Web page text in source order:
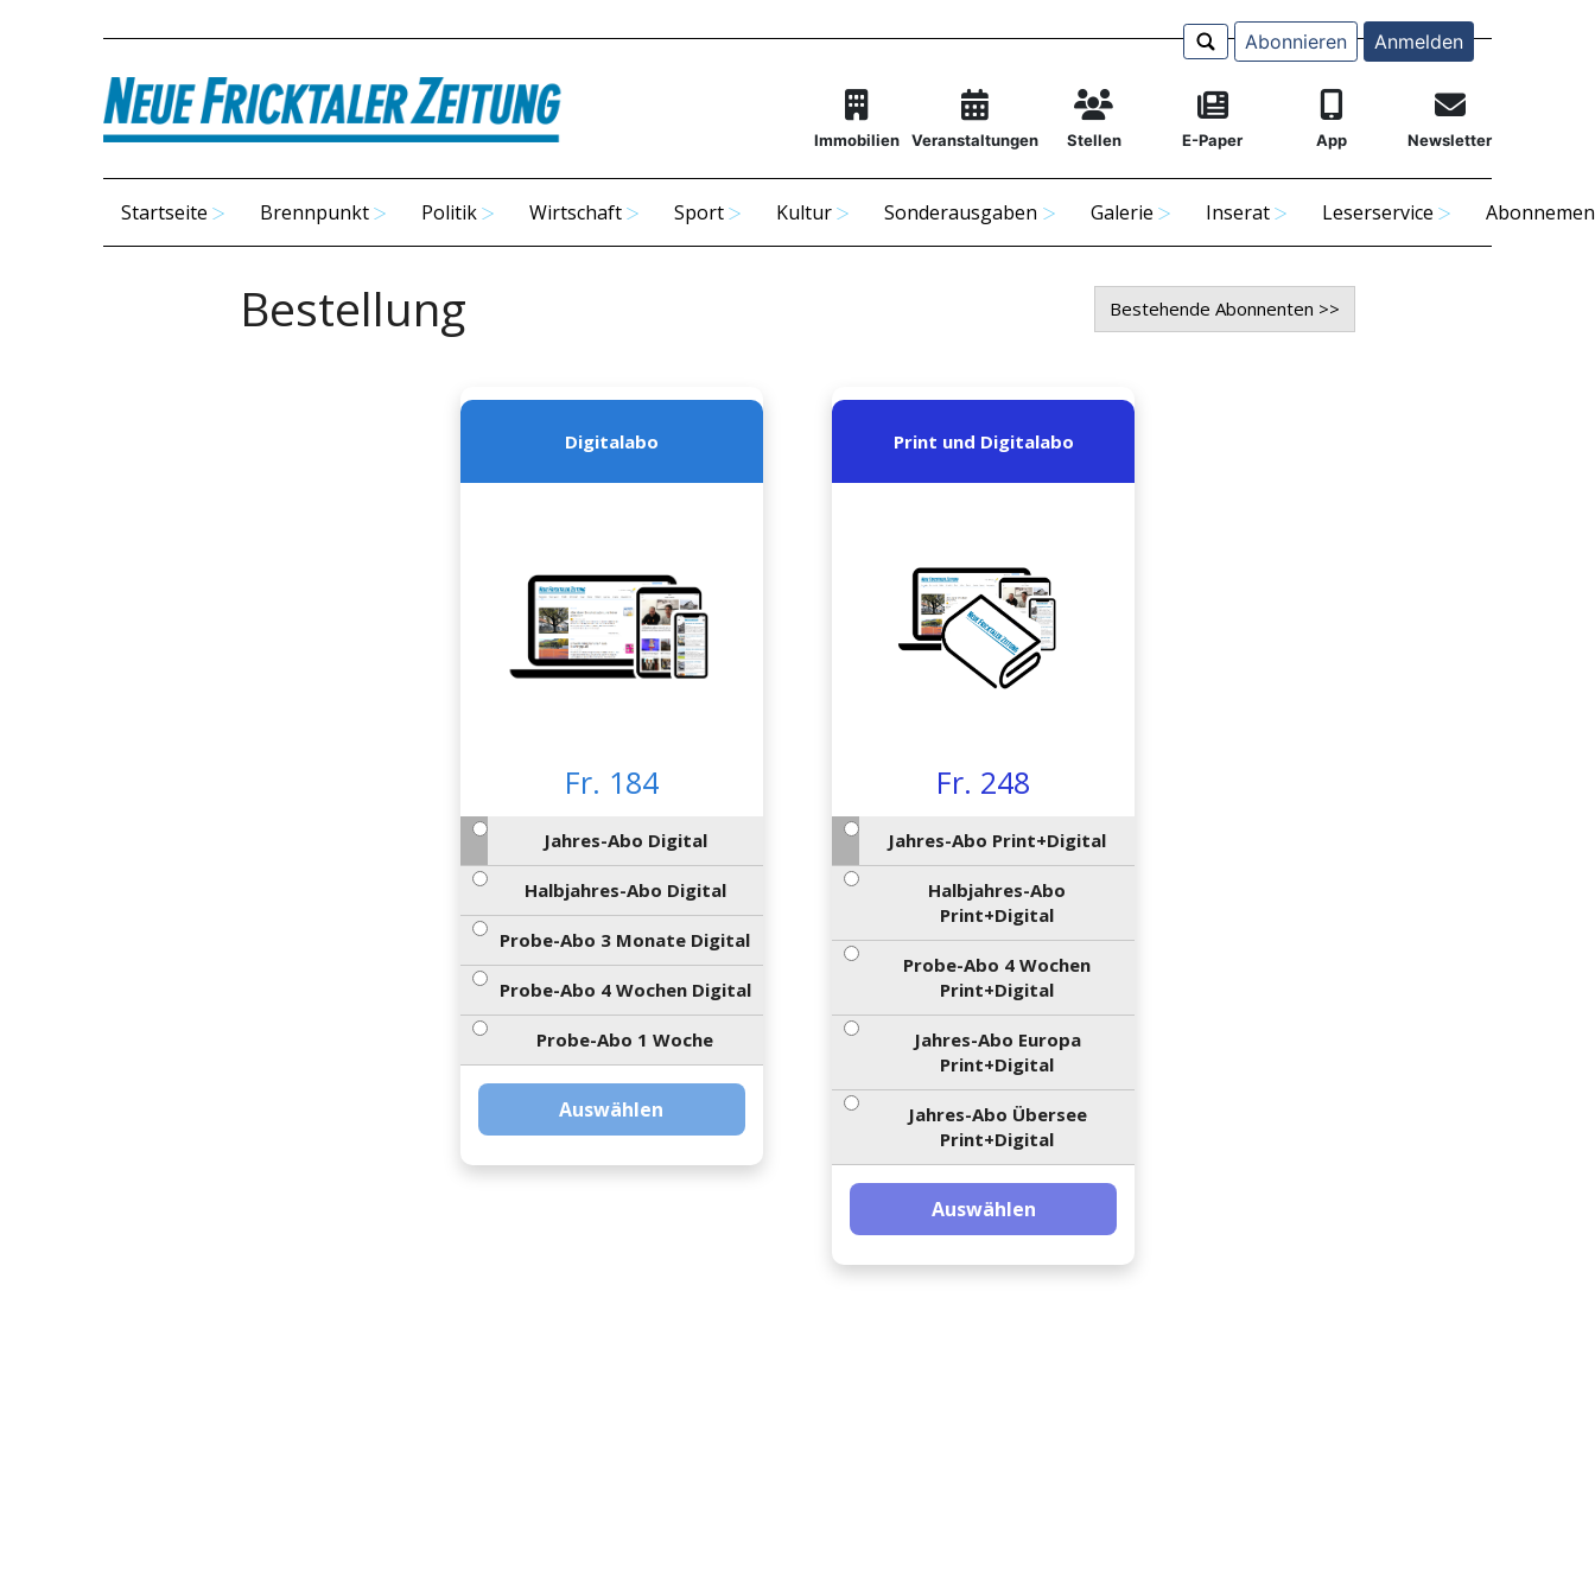
Abonnieren Anmelden
Immobilien Veranstaltungen Stellen E-Paper App Newsletter
Startseite Brennpunkt Politik Wirtschaft Sport Kultur Sonderausgaben Galerie Inserat Leserservice